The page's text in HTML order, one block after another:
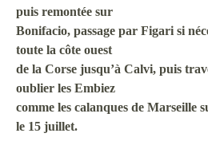
puis remontée sur
Bonifacio, passage par Figari si
toute la côte ouest
de la Corse jusqu’à Calvi, puis
oublier les Embiez
comme les calanques de Marseille
le 15 juillet.